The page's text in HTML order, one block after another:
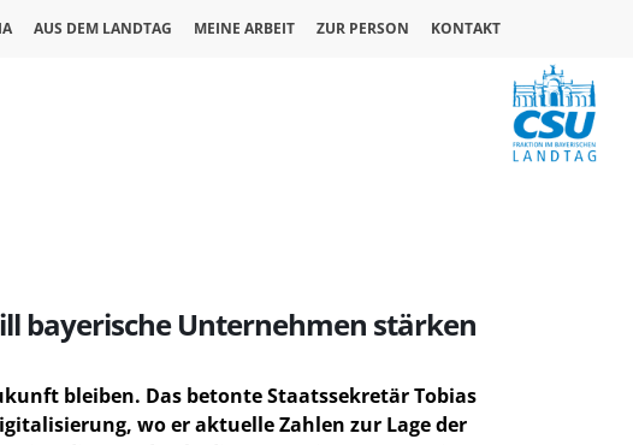
AUS DEM LANDTAG MEINE ARBEIT ZUR PERSON KONTAKT
bayerische Unternehmen stärken
bleiben. Das betonte Staatssekretär Tobias
wo er aktuelle Zahlen zur Lage der